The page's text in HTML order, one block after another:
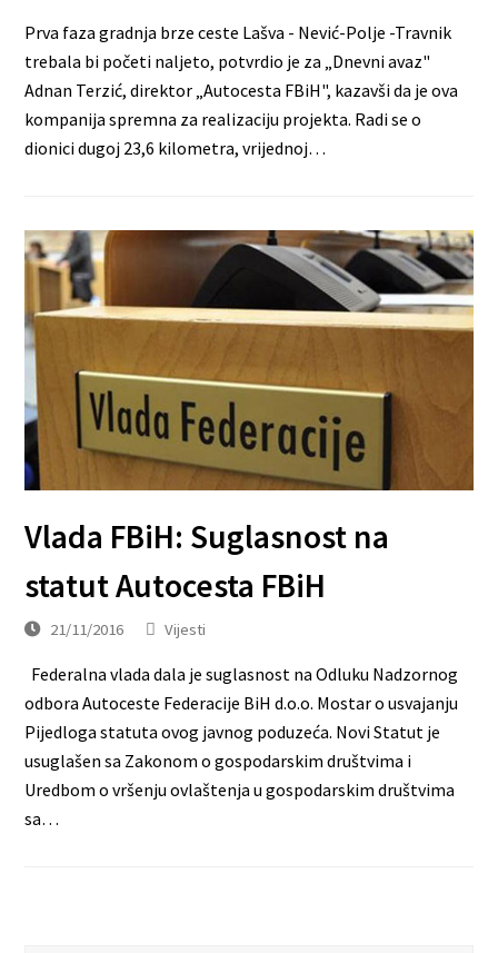
Prva faza gradnja brze ceste Lašva - Nević-Polje -Travnik
trebala bi početi naljeto, potvrdio je za „Dnevni avaz"
Adnan Terzić, direktor „Autocesta FBiH", kazavši da je ova
kompanija spremna za realizaciju projekta. Radi se o
dionici dugoj 23,6 kilometra, vrijednoj…
Vlada FBiH: Suglasnost na
statut Autocesta FBiH
21/11/2016 Vijesti
Federalna vlada dala je suglasnost na Odluku Nadzornog
odbora Autoceste Federacije BiH d.o.o. Mostar o usvajanju
Pijedloga statuta ovog javnog poduzeća. Novi Statut je
usuglašen sa Zakonom o gospodarskim društvima i
Uredbom o vršenju ovlaštenja u gospodarskim društvima
sa…